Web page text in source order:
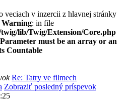
veciach v inzercii z hlavnej stránky
Warning: in file
lib/Twig/Extension/Core.php
must be an array or an
Countable
Re: Tatry ve filmech
Zobraziť posledný príspevok